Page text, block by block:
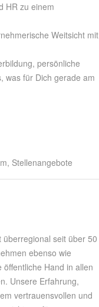
HR zu einem
Weitsicht mit
persönliche
was für Dich gerade am
Stellenangebote
überregional seit über 50
ebenso wie
Hand in allen
Unsere Erfahrung,
vertrauensvollen und